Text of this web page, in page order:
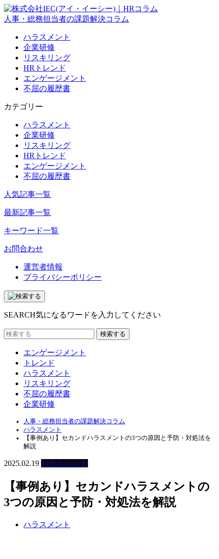
人事・総務担当者の課題解決コラム
ハラスメント
企業研修
リスキリング
HRトレンド
エンゲージメント
不屈の履歴書
カテゴリー
ハラスメント
企業研修
リスキリング
HRトレンド
エンゲージメント
不屈の履歴書
人気記事一覧
最新記事一覧
キーワード一覧
お問合わせ
運営者情報
プライバシーポリシー
SEARCH気になるワードを入力してください
エンゲージメント
トレンド
ハラスメント
リスキリング
不屈の履歴書
企業研修
人事・総務担当者の課題解決コラム
ハラスメント
【事例あり】セカンドハラスメントの3つの原因と予防・対処法を
解説
2025.02.19 ハラスメント
【事例あり】セカンドハラスメントの
3つの原因と予防・対処法を解説
ハラスメント